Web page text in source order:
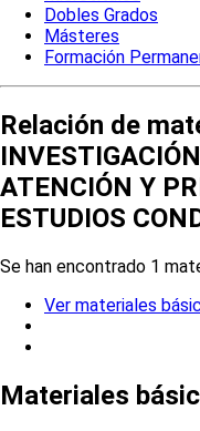
Dobles Grados
Másteres
Formación
Relación de
ATENCIÓN Y
ESTUDIOS
Se han encontrado 1
Ver materiales
Materiales